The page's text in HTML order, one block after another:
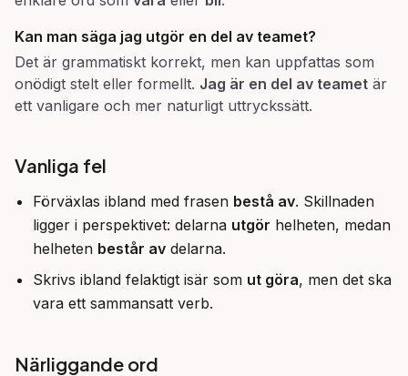
Kan man säga jag utgör en del av teamet?
Det är grammatiskt korrekt, men kan uppfattas som
onödigt stelt eller formellt. Jag är en del av teamet är
ett vanligare och mer naturligt uttryckssätt.
Vanliga fel
Förväxlas ibland med frasen bestå av. Skillnaden
ligger i perspektivet: delarna utgör helheten, medan
helheten består av delarna.
Skrivs ibland felaktigt isär som ut göra, men det ska
vara ett sammansatt verb.
Närliggande ord